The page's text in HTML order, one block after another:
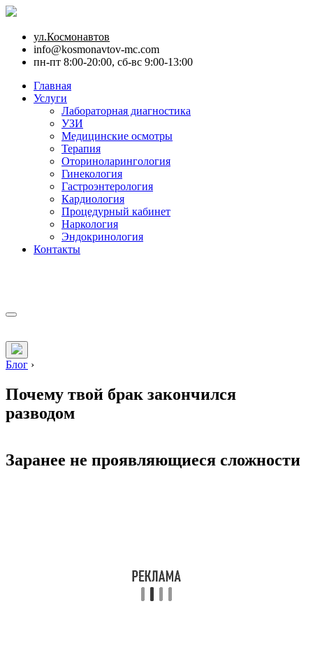
ул.Космонавтов
info@kosmonavtov-mc.com
пн-пт 8:00-20:00, сб-вс 9:00-13:00
Главная
Услуги
Лабораторная диагностика
УЗИ
Медицинские осмотры
Терапия
Оториноларингология
Гинекология
Гастроэнтерология
Кардиология
Процедурный кабинет
Наркология
Эндокринология
Контакты
Блог ›
Почему твой брак закончился
разводом
Заранее не проявляющиеся сложности